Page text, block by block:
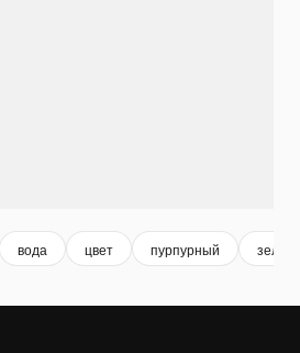
вода цвет пурпурный